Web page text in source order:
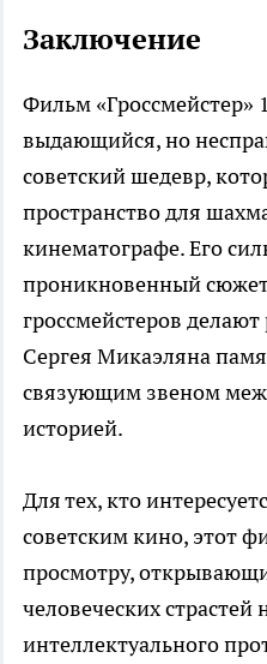
Заключение
Фильм «Гроссмейстер»
выдающийся, но
советский шедевр,
пространство для
кинематографе. Его
проникновенный
гроссмейстеров
Сергея Микаэляна
связующим звеном
историей.
Для тех, кто
советским кино, этот
просмотру,
человеческих
интеллектуального